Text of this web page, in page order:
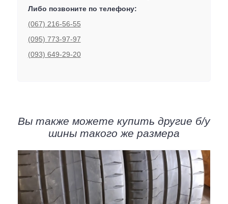
Либо позвоните по телефону:
(067) 216-56-55
(095) 773-97-97
(093) 649-29-20
Вы также можете купить другие б/у
шины такого же размера